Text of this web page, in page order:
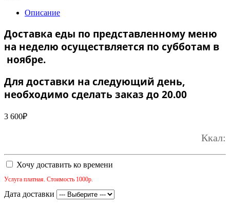
Описание
Доставка еды по представленному меню
на неделю осуществляется по субботам в
ноябре.
Для доставки на следующий день,
необходимо сделать заказ до 20.00
3 600₽
Ккал:
Хочу доставить ко времени
Услуга платная. Стоимость 1000р.
Дата доставки